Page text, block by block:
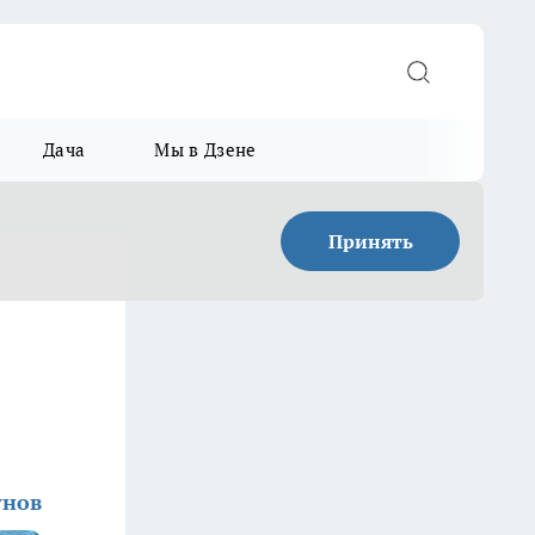
Дача Мы в Дзене
Принять